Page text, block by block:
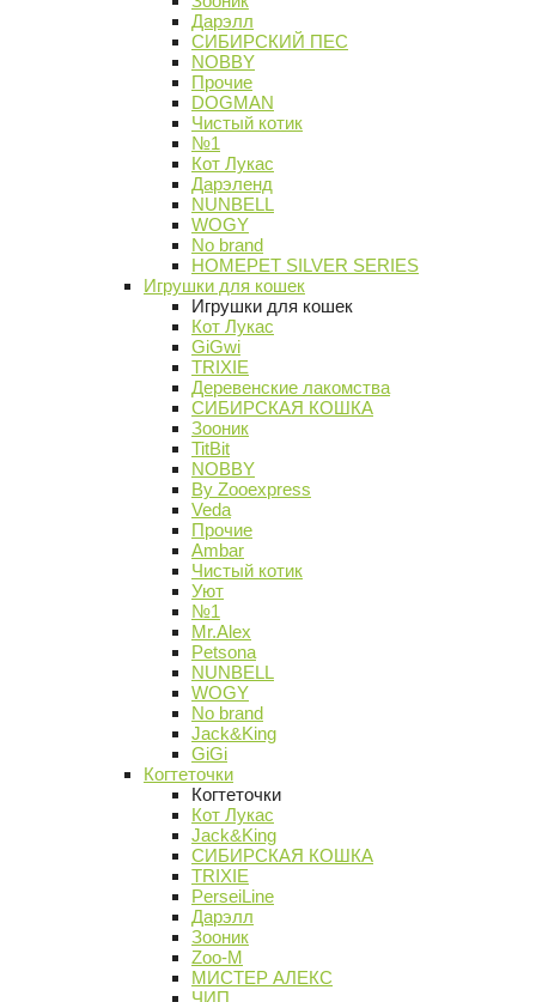
Дарэлл
СИБИРСКИЙ ПЕС
NOBBY
Прочие
DOGMAN
Чистый котик
№1
Кот Лукас
Дарэленд
NUNBELL
WOGY
No brand
HOMEPET SILVER SERIES
Игрушки для кошек
Игрушки для кошек
Кот Лукас
GiGwi
TRIXIE
Деревенские лакомства
СИБИРСКАЯ КОШКА
Зооник
TitBit
NOBBY
By Zooexpress
Veda
Прочие
Ambar
Чистый котик
Уют
№1
Mr.Alex
Petsona
NUNBELL
WOGY
No brand
Jack&King
GiGi
Когтеточки
Когтеточки
Кот Лукас
Jack&King
СИБИРСКАЯ КОШКА
TRIXIE
PerseiLine
Дарэлл
Зооник
Zoo-M
МИСТЕР АЛЕКС
ЧИП